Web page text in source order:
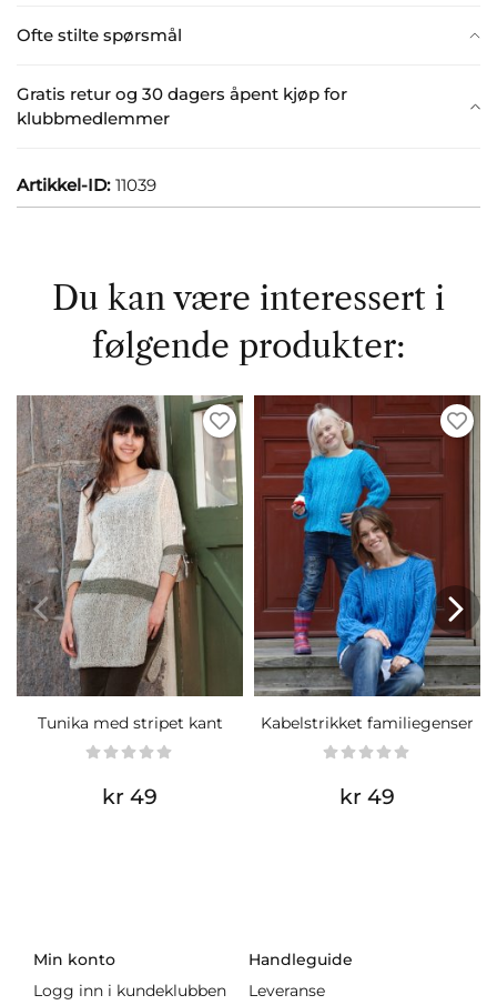
Ofte stilte spørsmål
Gratis retur og 30 dagers åpent kjøp for
klubbmedlemmer
Artikkel-ID: 11039
Du kan være interessert i
følgende produkter:
Tunika med stripet kant
kr 49
Kabelstrikket familiegenser
kr 49
Min konto
Logg inn i kundeklubben
Handleguide
Leveranse